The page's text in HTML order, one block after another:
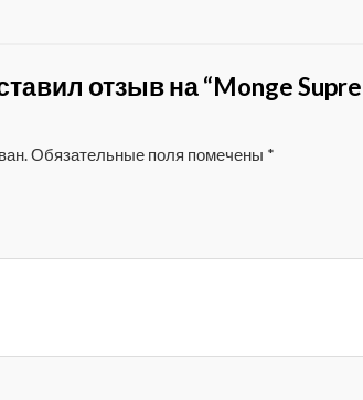
отзыв на “Monge
Обязательные поля помечены *